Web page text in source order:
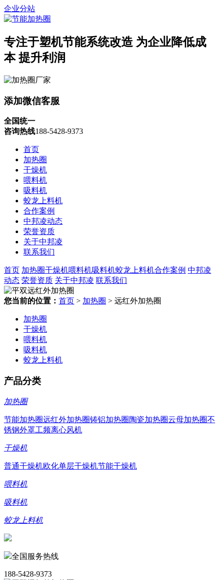
企业分站
专注于塑机节能系统改造 为企业降低成
本 提升利润
添加微信客服
全国统一
咨询热线188-5428-9373
首页
加热圈
干燥机
喂料机
吸料机
蛟龙上料机
合作案例
中邦凌动态
荣誉资质
关于中邦凌
联系我们
首页 加热圈干燥机喂料机吸料机蛟龙上料机合作案例 中邦凌
动态 荣誉资质 关于中邦凌 联系我们
您当前的位置： 首页 > 加热圈 > 远红外加热圈
加热圈
干燥机
喂料机
吸料机
蛟龙上料机
产品分类
加热圈
节能加热圈远红外加热圈铸铝加热圈 陶瓷加热圈云母加热圈不
锈钢外罩工频离心风机
干燥机
普通干燥机欧化单层干燥机节能干燥机
喂料机
吸料机
蛟龙上料机
全国服务热线
188-5428-9373